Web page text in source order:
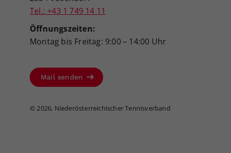
Tel.: +43 1 749 14 11
Öffnungszeiten:
Montag bis Freitag: 9:00 – 14:00 Uhr
Mail senden
©2026, Niederösterreichischer Tennisverband